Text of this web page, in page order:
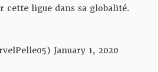
cette ligue dans sa globalité.
January 1, 2020